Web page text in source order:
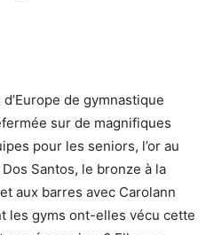
de gymnastique
sur de magnifiques
pour les seniors, l’or au
Santos, le bronze à la
aux barres avec Carolann
les gyms ont-elles vécu cette